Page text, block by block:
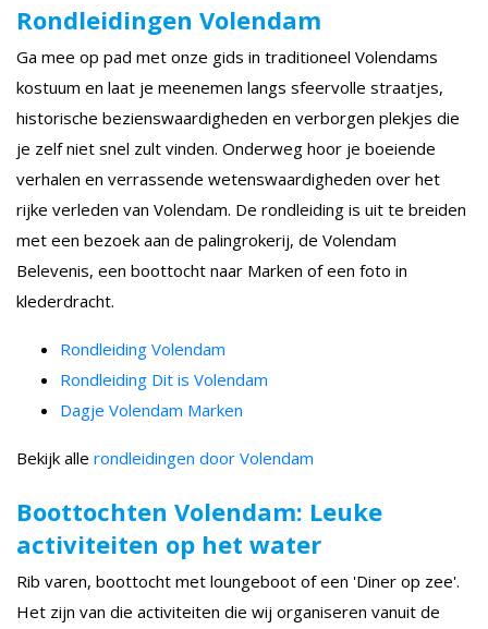
Rondleidingen Volendam
Ga mee op pad met onze gids in traditioneel Volendams
kostuum en laat je meenemen langs sfeervolle straatjes,
historische bezienswaardigheden en verborgen plekjes die
je zelf niet snel zult vinden. Onderweg hoor je boeiende
verhalen en verrassende wetenswaardigheden over het
rijke verleden van Volendam. De rondleiding is uit te breiden
met een bezoek aan de palingrokerij, de Volendam
Belevenis, een boottocht naar Marken of een foto in
klederdracht.
Rondleiding Volendam
Rondleiding Dit is Volendam
Dagje Volendam Marken
Bekijk alle rondleidingen door Volendam
Boottochten Volendam: Leuke
activiteiten op het water
Rib varen, boottocht met loungeboot of een 'Diner op zee'.
Het zijn van die activiteiten die wij organiseren vanuit de